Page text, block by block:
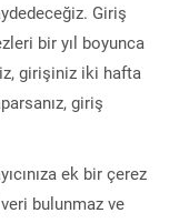
Giriş
bir yıl boyunca
girişiniz iki hafta
giriş
ek bir çerez
bulunmaz ve